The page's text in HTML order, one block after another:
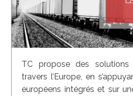
TC propose des solutions
travers l’Europe, en
européens intégrés et sur